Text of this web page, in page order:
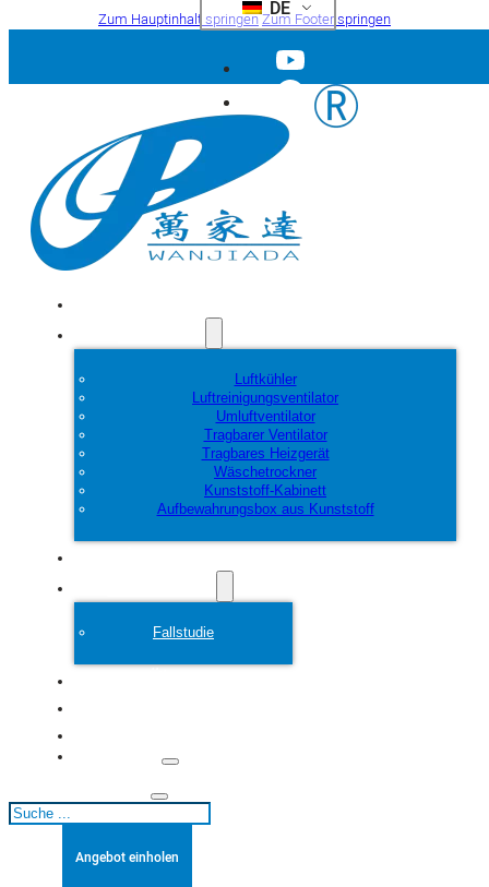
Zum Hauptinhalt springenZum Footer springen
DE
Luftkühler
Luftreinigungsventilator
Umluftventilator
Tragbarer Ventilator
Tragbares Heizgerät
Wäschetrockner
Kunststoff-Kabinett
Aufbewahrungsbox aus Kunststoff
Fallstudie
Suchen
Angebot einholen